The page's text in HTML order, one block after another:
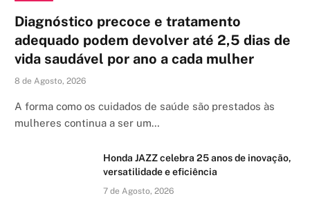
Diagnóstico precoce e tratamento
adequado podem devolver até 2,5 dias de
vida saudável por ano a cada mulher
8 de Agosto, 2026
A forma como os cuidados de saúde são prestados às
mulheres continua a ser um…
Honda JAZZ celebra 25 anos de inovação,
versatilidade e eficiência
7 de Agosto, 2026